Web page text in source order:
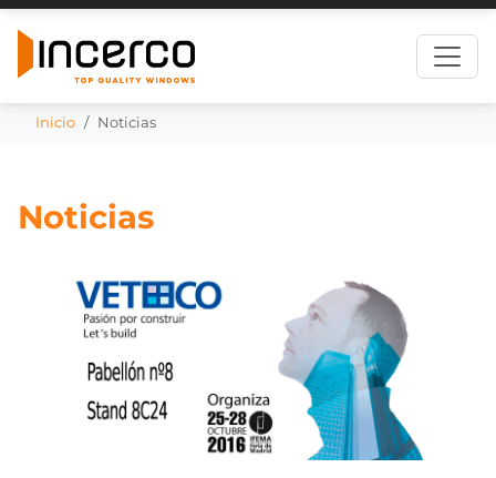
Inicio Noticias
Noticias